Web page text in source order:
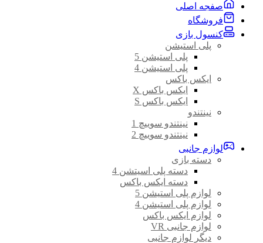
صفجه اصلی
فروشگاه
کنسول بازی
پلی استیشن
پلی استیشن 5
پلی استیشن 4
ایکس باکس
ایکس باکس X
ایکس باکس S
نینتندو
نینتندو سوییچ 1
نینتندو سوییچ 2
لوازم جانبی
دسته بازی
دسته پلی اسیتشن 4
دسته ایکس باکس
لوازم پلی استیشن 5
لوازم پلی استیشن 4
لوازم ایکس باکس
لوازم جانبی VR
دیگر لوازم جانبی